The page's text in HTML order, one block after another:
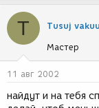
T Tusuj
Мастер
11 авг 2002
найдут и на тебя